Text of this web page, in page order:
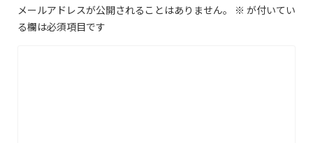
メールアドレスが公開されることはありません。 ※ が付いてい
る欄は必須項目です